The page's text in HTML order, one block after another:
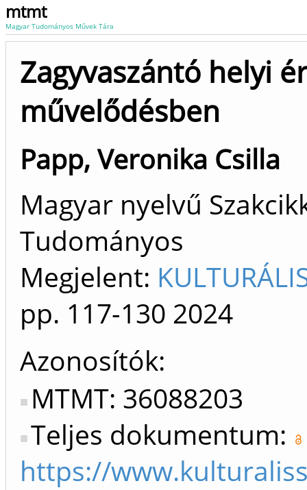
mtmt
Magyar Tudományos Művek Tára
Zagyvaszántó helyi
művelődésben
Papp, Veronika Csilla
Magyar nyelvű
Tudományos
Megjelent:
pp. 117-130 2024
Azonosítók
MTMT: 36088203
Teljes dokumentum:
https://